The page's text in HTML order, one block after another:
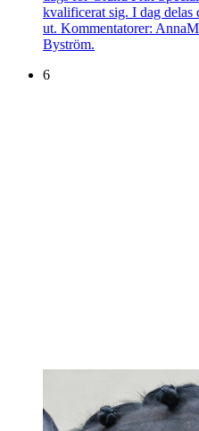
kvalificerat sig. I dag delas
ut. Kommentatorer:
Byström.
6